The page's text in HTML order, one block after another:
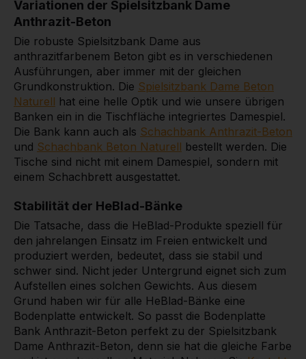
Variationen der Spielsitzbank Dame
Anthrazit-Beton
Die robuste Spielsitzbank Dame aus
anthrazitfarbenem Beton gibt es in verschiedenen
Ausführungen, aber immer mit der gleichen
Grundkonstruktion. Die Spielsitzbank Dame Beton
Naturell hat eine helle Optik und wie unsere übrigen
Banken ein in die Tischfläche integriertes Damespiel.
Die Bank kann auch als Schachbank Anthrazit-Beton
und Schachbank Beton Naturell bestellt werden. Die
Tische sind nicht mit einem Damespiel, sondern mit
einem Schachbrett ausgestattet.
Stabilität der HeBlad-Bänke
Die Tatsache, dass die HeBlad-Produkte speziell für
den jahrelangen Einsatz im Freien entwickelt und
produziert werden, bedeutet, dass sie stabil und
schwer sind. Nicht jeder Untergrund eignet sich zum
Aufstellen eines solchen Gewichts. Aus diesem
Grund haben wir für alle HeBlad-Bänke eine
Bodenplatte entwickelt. So passt die Bodenplatte
Bank Anthrazit-Beton perfekt zu der Spielsitzbank
Dame Anthrazit-Beton, denn sie hat die gleiche Farbe